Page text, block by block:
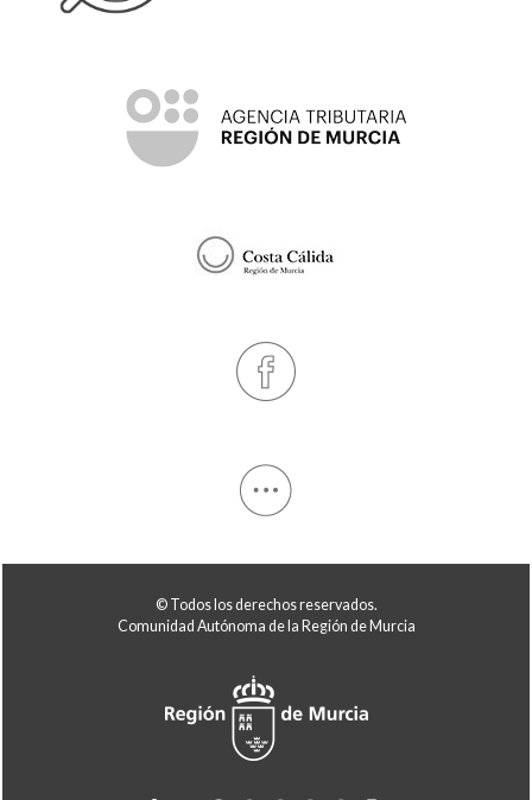
© Todos los derechos reservados.
Comunidad Autónoma de la Región de Murcia